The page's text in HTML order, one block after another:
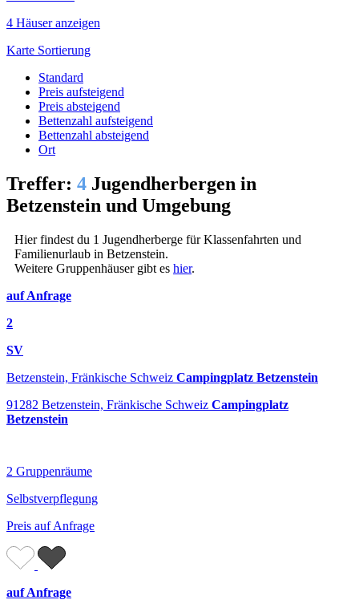
4 Häuser anzeigen
Karte Sortierung
Standard
Preis aufsteigend
Preis absteigend
Bettenzahl aufsteigend
Bettenzahl absteigend
Ort
Treffer: 4 Jugendherbergen in
Betzenstein und Umgebung
Hier findest du 1 Jugendherberge für Klassenfahrten und
Familienurlaub in Betzenstein.
Weitere Gruppenhäuser gibt es hier.
auf Anfrage
2
SV
Betzenstein, Fränkische Schweiz Campingplatz Betzenstein
91282 Betzenstein, Fränkische Schweiz Campingplatz
Betzenstein
2 Gruppenräume
Selbstverpflegung
Preis auf Anfrage
auf Anfrage